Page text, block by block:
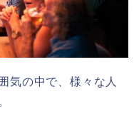
気の中で、様々な人